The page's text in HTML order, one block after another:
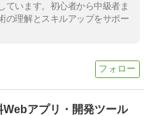
ています。初心者から中級者ま
の理解とスキルアップをサポー
Webアプリ・開発ツール